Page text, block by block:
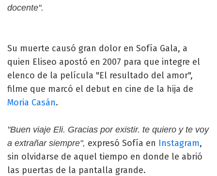
docente".
Su muerte causó gran dolor en Sofía Gala, a
quien Eliseo apostó en 2007 para que integre el
elenco de la película "El resultado del amor",
filme que marcó el debut en cine de la hija de
Moria Casán.
"Buen viaje Eli. Gracias por existir. te quiero y te voy
a extrañar siempre", expresó Sofía en Instagram,
sin olvidarse de aquel tiempo en donde le abrió
las puertas de la pantalla grande.